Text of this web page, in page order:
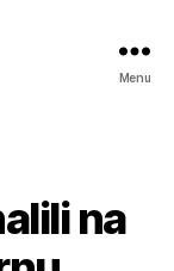
Menu
na